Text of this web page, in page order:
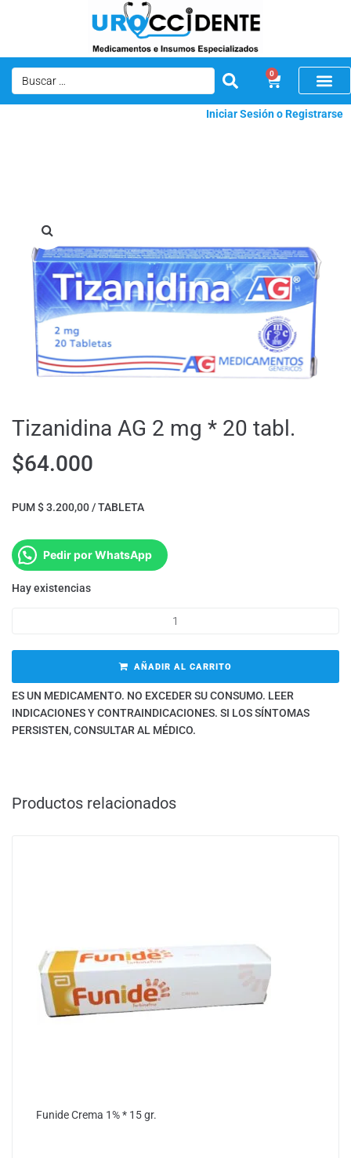
0
Iniciar Sesión o Registrarse
Tizanidina AG 2 mg * 20 tabl.
$64.000
PUM $ 3.200,00 / TABLETA
Pedir por WhatsApp
Hay existencias
AÑADIR AL CARRITO
ES UN MEDICAMENTO. NO EXCEDER SU CONSUMO. LEER
INDICACIONES Y CONTRAINDICACIONES. SI LOS SÍNTOMAS
PERSISTEN, CONSULTAR AL MÉDICO.
Productos relacionados
Funide Crema 1% * 15 gr.